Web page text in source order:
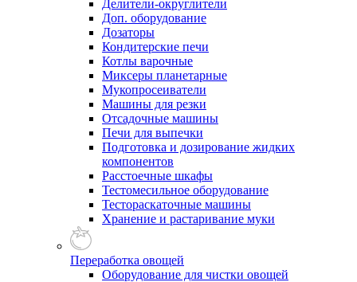
Делители-округлители
Доп. оборудование
Дозаторы
Кондитерские печи
Котлы варочные
Миксеры планетарные
Мукопросеиватели
Машины для резки
Отсадочные машины
Печи для выпечки
Подготовка и дозирование жидких
компонентов
Расстоечные шкафы
Тестомесильное оборудование
Тестораскаточные машины
Хранение и растаривание муки
Переработка овощей
Оборудование для чистки овощей